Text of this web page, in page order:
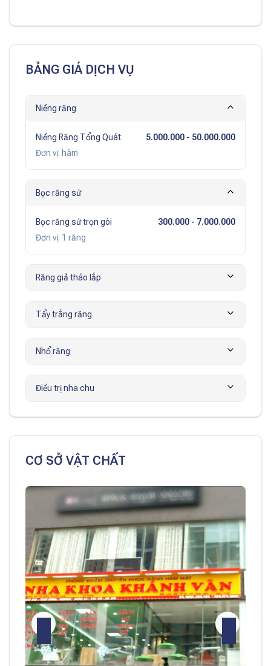
BẢNG GIÁ DỊCH VỤ
Niềng răng
Niềng Răng Tổng Quát 5.000.000 - 50.000.000
Đơn vị: hàm
Bọc răng sứ
Bọc răng sứ trọn gói 300.000 - 7.000.000
Đơn vị: 1 răng
Răng giả tháo lắp
Tẩy trắng răng
Nhổ răng
Điều trị nha chu
CƠ SỞ VẬT CHẤT